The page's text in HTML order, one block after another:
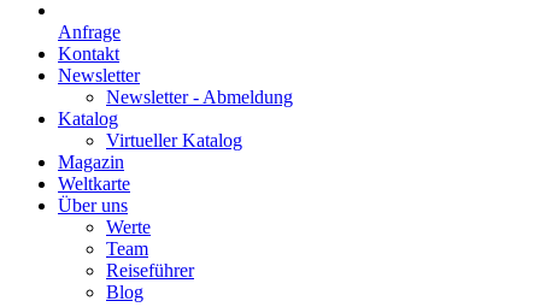
Anfrage
Kontakt
Newsletter
Newsletter - Abmeldung
Katalog
Virtueller Katalog
Magazin
Weltkarte
Über uns
Werte
Team
Reiseführer
Blog